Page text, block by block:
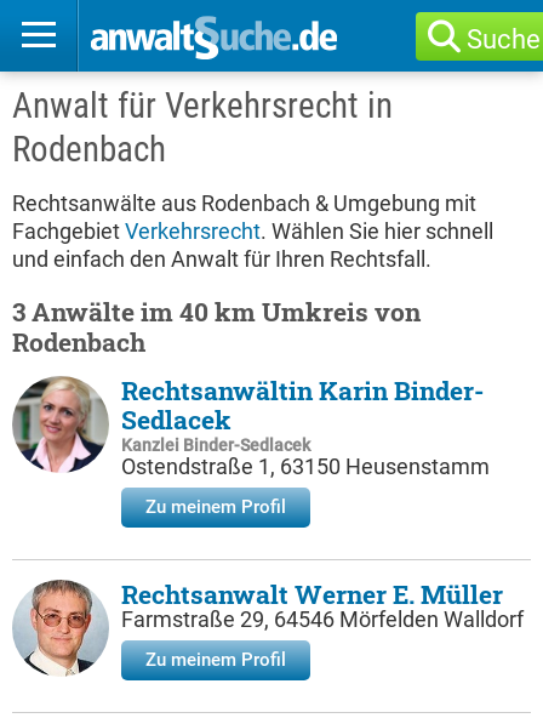
Suche
Anwalt für Verkehrsrecht in
Rodenbach
Rechtsanwälte aus Rodenbach & Umgebung mit
FachgebietVerkehrsrecht. Wählen Sie hier schnell
und einfach den Anwalt für Ihren Rechtsfall.
3 Anwälte im 40 km Umkreis von
Rodenbach
Rechtsanwältin Karin Binder-
Sedlacek
Kanzlei Binder-Sedlacek
Ostendstraße 1, 63150 Heusenstamm
Zu meinem Profil
Rechtsanwalt Werner E. Müller
Farmstraße 29, 64546 Mörfelden Walldorf
Zu meinem Profil